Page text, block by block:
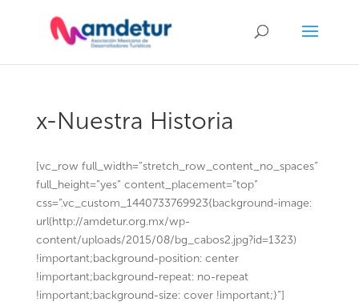
x-Nuestra Historia
[vc_row full_width=”stretch_row_content_no_spaces”
full_height=”yes” content_placement=”top”
css=”.vc_custom_1440733769923{background-image:
url(http://amdetur.org.mx/wp-
content/uploads/2015/08/bg_cabos2.jpg?id=1323)
!important;background-position: center
!important;background-repeat: no-repeat
!important;background-size: cover !important;}”]